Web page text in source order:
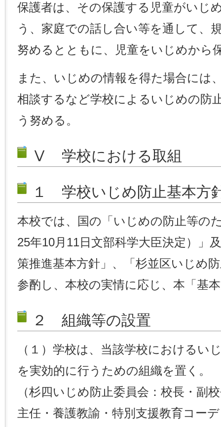
保護者は、その保護する児童がいじ
う、家庭での話し合い等を通して、
努めるとともに、児童をいじめから
また、いじめの情報を得た場合には
相談するなど学校によるいじめの防
う努める。
Ⅴ 学校における取組
１ 学校いじめ防止基本方
本校では、国の「いじめの防止等の
25年10月11日文部科学大臣決定）」
策推進基本方針」、「杉並区いじめ
参酌し、本校の実情に応じ、本「基
２ 組織等の設置
（１）学校は、当該学校におけるい
を実効的に行うための組織を置く。
（杉四いじめ防止委員会：校長・副
主任・養護教諭・特別支援教育コー